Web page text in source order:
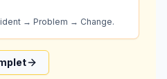
→ Problem → Change.